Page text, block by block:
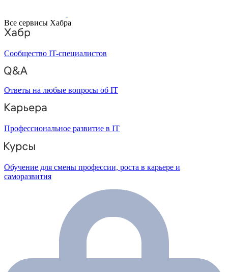
Все сервисы Хабра
Сообщество IT-специалистов
Ответы на любые вопросы об IT
Профессиональное развитие в IT
Обучение для смены профессии, роста в карьере и
саморазвития